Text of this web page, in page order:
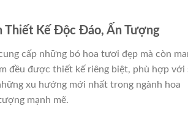
Thiết Kế Độc Đáo, Ấn Tượng
cấp những bó hoa tươi đẹp mà còn
đều được thiết kế riêng biệt, phù hợp với
xu hướng mới nhất trong ngành hoa
mạnh mẽ.